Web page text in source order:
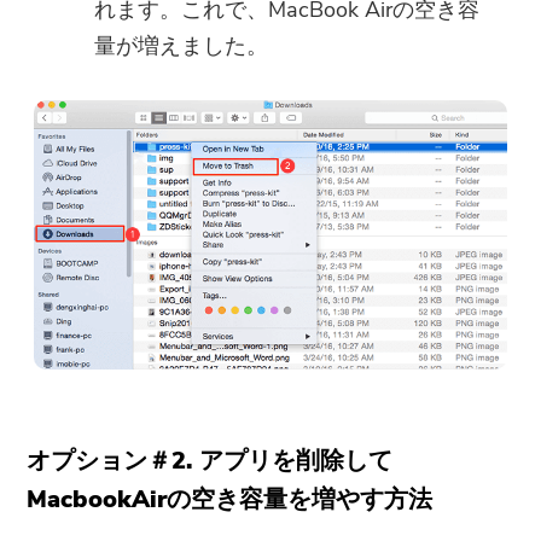
れます。これで、MacBook Airの空き容
量が増えました。
オプション＃2. アプリを削除して
MacbookAirの空き容量を増やす方法
ご購読ありがとうございます。
ご購読ありがとうございます！
ダウンロードリンクとクーポンコー
ドがお客様のメールに送信されまし
た。購入ボタンをクリックして、ソ
フトウェアを直接購入することもで
今すぐ購入